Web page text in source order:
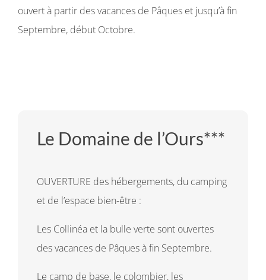
ouvert à partir des vacances de Pâques et jusqu’à fin
Septembre, début Octobre.
Le Domaine de l’Ours***
OUVERTURE des hébergements, du camping
et de l’espace bien-être :
Les Collinéa et la bulle verte sont ouvertes
des vacances de Pâques à fin Septembre.
Le camp de base, le colombier, les